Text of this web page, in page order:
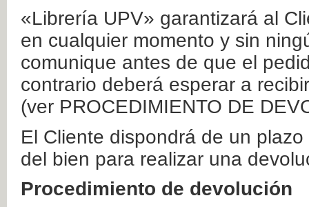
«Librería UPV» garantizará al
en cualquier momento y sin
comunique antes de que el
contrario deberá esperar a
(ver PROCEDIMIENTO DE
El Cliente dispondrá de un
del bien para realizar una
Procedimiento de devolución